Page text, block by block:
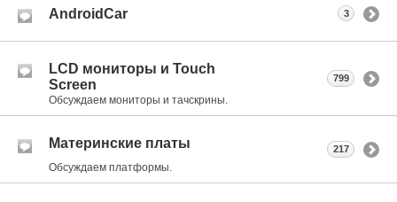
AndroidCar 3
LCD мониторы и Touch
Screen
Обсуждаем мониторы и тачскрины.
799
Материнские платы
Обсуждаем платформы.
217